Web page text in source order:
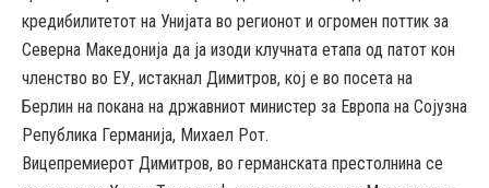
кредибилитетот на Унијата во регионот и огромен поттик за
Северна Македонија да ја изоди клучната етапа од патот кон
членство во ЕУ, истакнал Димитров, кој е во посета на
Берлин на покана на државниот министер за Европа на Сојузна
Република Германија, Михаел Рот.​
Вицепремиерот Димитров, во германската престолнина се